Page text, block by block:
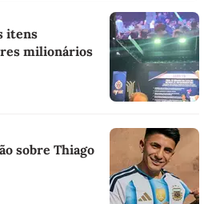
itens
milionários
sobre Thiago